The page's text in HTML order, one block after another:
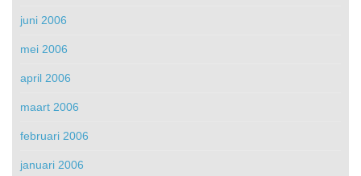
juni 2006
mei 2006
april 2006
maart 2006
februari 2006
januari 2006